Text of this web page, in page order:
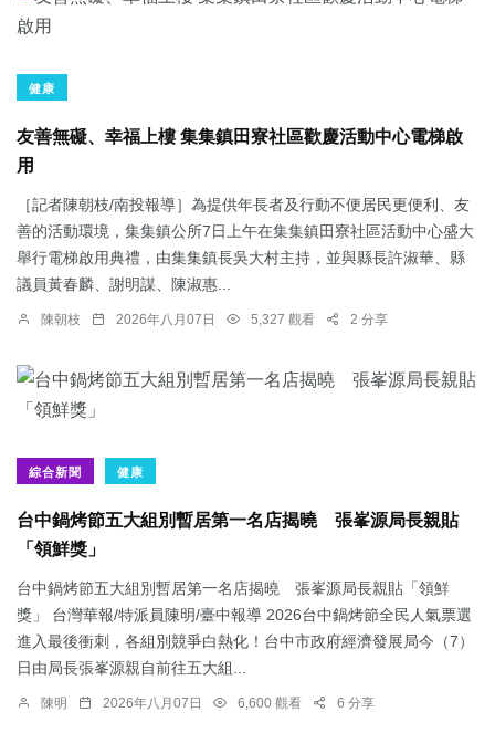
健康
友善無礙、幸福上樓 集集鎮田寮社區歡慶活動中心電梯啟
用
［記者陳朝枝/南投報導］為提供年長者及行動不便居民更便利、友
善的活動環境，集集鎮公所7日上午在集集鎮田寮社區活動中心盛大
舉行電梯啟用典禮，由集集鎮長吳大村主持，並與縣長許淑華、縣
議員黃春麟、謝明謀、陳淑惠...
陳朝枝 2026年八月07日 5,327 觀看 2 分享
綜合新聞 健康
台中鍋烤節五大組別暫居第一名店揭曉 張峯源局長親貼
「領鮮獎」
台中鍋烤節五大組別暫居第一名店揭曉 張峯源局長親貼「領鮮
獎」 台灣華報/特派員陳明/臺中報導 2026台中鍋烤節全民人氣票選
進入最後衝刺，各組別競爭白熱化！台中市政府經濟發展局今（7）
日由局長張峯源親自前往五大組...
陳明 2026年八月07日 6,600 觀看 6 分享